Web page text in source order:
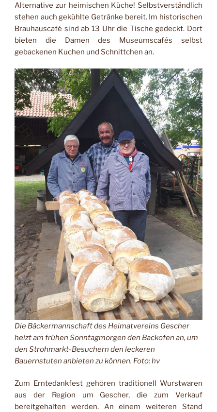
Alternative zur heimischen Küche! Selbstverständlich
stehen auch gekühlte Getränke be­reit. Im historischen
Brau­hauscafé sind ab 13 Uhr die Tische gedeckt. Dort
bieten die Damen des Museumscafés selbst
gebackenen Kuchen und Schnittchen an.
Die Bäckermannschaft des Heimatvereins Gescher
heizt am frühen Sonntagmorgen den Backofen an, um
den Strohmarkt-Besuchern den leckeren
Bauernstuten anbieten zu können. Foto: hv
Zum Erntedankfest gehören traditionell Wurstwaren
aus der Region um Gescher, die zum Verkauf
bereitgehalten werden. An einem weiteren Stand